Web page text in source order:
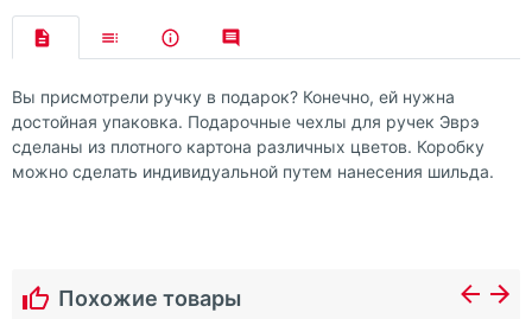
Вы присмотрели ручку в подарок? Конечно, ей нужна
достойная упаковка. Подарочные чехлы для ручек Эврэ
сделаны из плотного картона различных цветов. Коробку
можно сделать индивидуальной путем нанесения шильда.
Похожие товары